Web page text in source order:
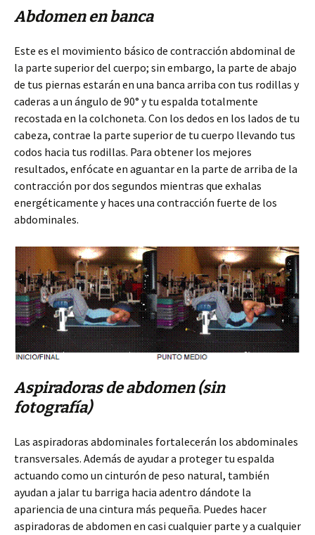
Abdomen en banca
Este es el movimiento básico de contracción abdominal de
la parte superior del cuerpo; sin embargo, la parte de abajo
de tus piernas estarán en una banca arriba con tus rodillas y
caderas a un ángulo de 90° y tu espalda totalmente
recostada en la colchoneta. Con los dedos en los lados de tu
cabeza, contrae la parte superior de tu cuerpo llevando tus
codos hacia tus rodillas. Para obtener los mejores
resultados, enfócate en aguantar en la parte de arriba de la
contracción por dos segundos mientras que exhalas
energéticamente y haces una contracción fuerte de los
abdominales.
Aspiradoras de abdomen (sin
fotografía)
Las aspiradoras abdominales fortalecerán los abdominales
transversales. Además de ayudar a proteger tu espalda
actuando como un cinturón de peso natural, también
ayudan a jalar tu barriga hacia adentro dándote la
apariencia de una cintura más pequeña. Puedes hacer
aspiradoras de abdomen en casi cualquier parte y a cualquier